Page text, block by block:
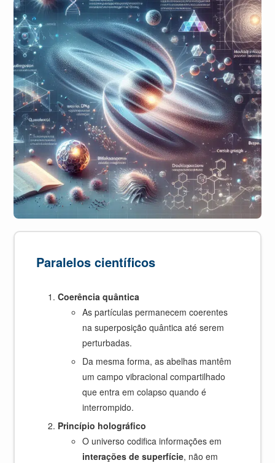
Paralelos científicos
Coerência quântica
As partículas permanecem coerentes
na superposição quântica até serem
perturbadas.
Da mesma forma, as abelhas mantêm
um campo vibracional compartilhado
que entra em colapso quando é
interrompido.
Princípio holográfico
O universo codifica informações em
interações de superfície, não em